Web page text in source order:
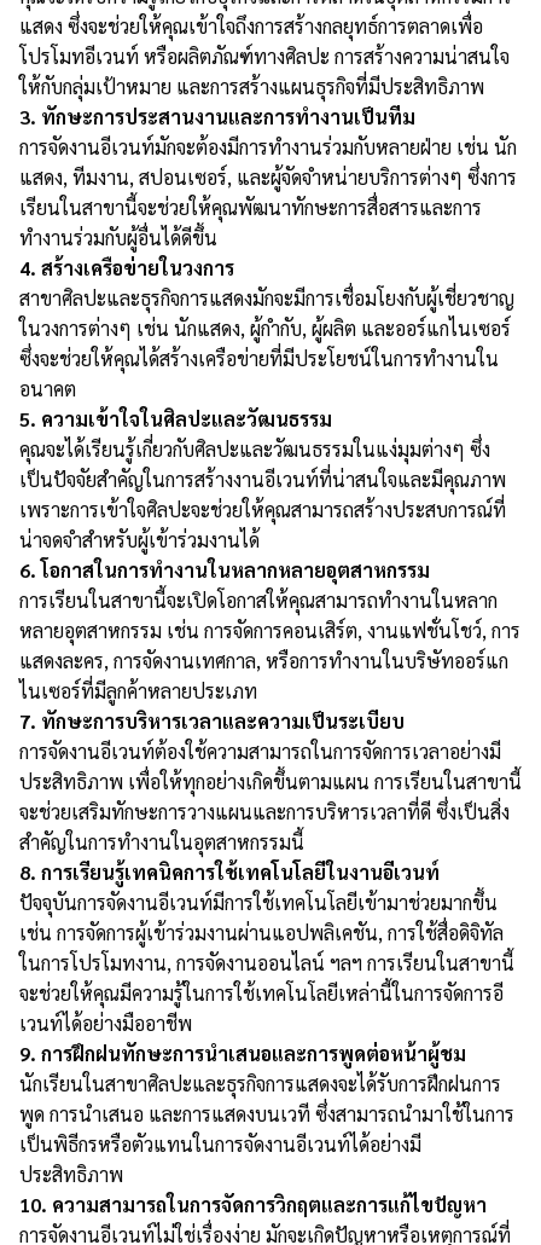
แสดง ซึ่งจะช่วยให้คุณเข้าใจถึงการสร้างกลยุทธ์การตลาดเพื่อ
โปรโมทอีเวนท์ หรือผลิตภัณฑ์ทางศิลปะ การสร้างความน่าสนใจ
ให้กับกลุ่มเป้าหมาย และการสร้างแผนธุรกิจที่มีประสิทธิภาพ
3. ทักษะการประสานงานและการทำงานเป็นทีม
การจัดงานอีเวนท์มักจะต้องมีการทำงานร่วมกับหลายฝ่าย เช่น นัก
แสดง, ทีมงาน, สปอนเซอร์, และผู้จัดจำหน่ายบริการต่างๆ ซึ่งการ
เรียนในสาขานี้จะช่วยให้คุณพัฒนาทักษะการสื่อสารและการ
ทำงานร่วมกับผู้อื่นได้ดีขึ้น
4. สร้างเครือข่ายในวงการ
สาขาศิลปะและธุรกิจการแสดงมักจะมีการเชื่อมโยงกับผู้เชี่ยวชาญ
ในวงการต่างๆ เช่น นักแสดง, ผู้กำกับ, ผู้ผลิต และออร์แกไนเซอร์
ซึ่งจะช่วยให้คุณได้สร้างเครือข่ายที่มีประโยชน์ในการทำงานใน
อนาคต
5. ความเข้าใจในศิลปะและวัฒนธรรม
คุณจะได้เรียนรู้เกี่ยวกับศิลปะและวัฒนธรรมในแง่มุมต่างๆ ซึ่ง
เป็นปัจจัยสำคัญในการสร้างงานอีเวนท์ที่น่าสนใจและมีคุณภาพ
เพราะการเข้าใจศิลปะจะช่วยให้คุณสามารถสร้างประสบการณ์ที่
น่าจดจำสำหรับผู้เข้าร่วมงานได้
6. โอกาสในการทำงานในหลากหลายอุตสาหกรรม
การเรียนในสาขานี้จะเปิดโอกาสให้คุณสามารถทำงานในหลาก
หลายอุตสาหกรรม เช่น การจัดการคอนเสิร์ต, งานแฟชั่นโชว์, การ
แสดงละคร, การจัดงานเทศกาล, หรือการทำงานในบริษัทออร์แก
ไนเซอร์ที่มีลูกค้าหลายประเภท
7. ทักษะการบริหารเวลาและความเป็นระเบียบ
การจัดงานอีเวนท์ต้องใช้ความสามารถในการจัดการเวลาอย่างมี
ประสิทธิภาพ เพื่อให้ทุกอย่างเกิดขึ้นตามแผน การเรียนในสาขานี้
จะช่วยเสริมทักษะการวางแผนและการบริหารเวลาที่ดี ซึ่งเป็นสิ่ง
สำคัญในการทำงานในอุตสาหกรรมนี้
8. การเรียนรู้เทคนิคการใช้เทคโนโลยีในงานอีเวนท์
ปัจจุบันการจัดงานอีเวนท์มีการใช้เทคโนโลยีเข้ามาช่วยมากขึ้น
เช่น การจัดการผู้เข้าร่วมงานผ่านแอปพลิเคชัน, การใช้สื่อดิจิทัล
ในการโปรโมทงาน, การจัดงานออนไลน์ ฯลฯ การเรียนในสาขานี้
จะช่วยให้คุณมีความรู้ในการใช้เทคโนโลยีเหล่านี้ในการจัดการอี
เวนท์ได้อย่างมืออาชีพ
9. การฝึกฝนทักษะการนำเสนอและการพูดต่อหน้าผู้ชม
นักเรียนในสาขาศิลปะและธุรกิจการแสดงจะได้รับการฝึกฝนการ
พูด การนำเสนอ และการแสดงบนเวที ซึ่งสามารถนำมาใช้ในการ
เป็นพิธีกรหรือตัวแทนในการจัดงานอีเวนท์ได้อย่างมี
ประสิทธิภาพ
10. ความสามารถในการจัดการวิกฤตและการแก้ไขปัญหา
การจัดงานอีเวนท์ไม่ใช่เรื่องง่าย มักจะเกิดปัญหาหรือเหตุการณ์ที่